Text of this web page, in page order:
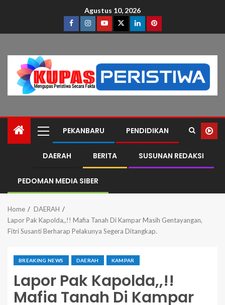
Agustus 10, 2026
PEKANBARU PENDIDIKAN
DAERAH BERITA SUSUNAN REDAKSI
PEDOMAN MEDIA SIBER
Home
DAERAH
Lapor Pak Kapolda,,!! Mafia Tanah Di Kampar Masih Gentayangan,
Fitri Susanti Berharap Pelakunya Segera Ditangkap.
BREAKING NEWS DAERAH KAMPAR
Lapor Pak Kapolda,,!!
Mafia Tanah Di Kampar